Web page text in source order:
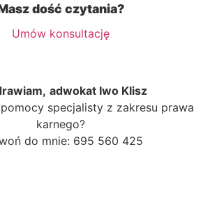
dość czytania?
Umów konsultację
adwokat Iwo Klisz
specjalisty z zakresu prawa
karnego?
do mnie: 695 560 425